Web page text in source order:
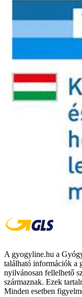
A gyogyline.hu a
található információk a
nyilvánosan fellelhető
származnak. Ezek
Minden esetben